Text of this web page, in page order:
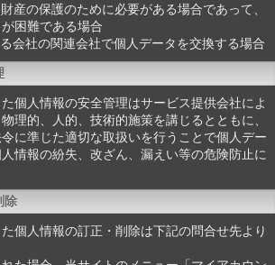
産の保護のために必要がある場合であって、
困難である場合
会社の関連会社で個人データを交換する場合
個人情報の安全管理はサービス提供会社によ
理的、人的、技術的施策を講じるとともに、
に準じた適切な取扱いを行うことで個人デー
情報の紛失、改ざん、漏えい等の危険防止に
除
個人情報の訂正・削除は下記の問合せ先より